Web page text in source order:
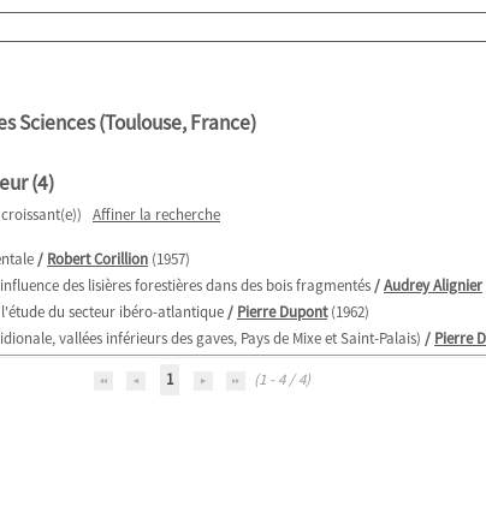
Sciences (Toulouse, France)
(4)
Affiner la recherche
/ Robert Corillion (1957)
des lisières forestières dans des bois fragmentés/Audrey Alignier
du secteur ibéro-atlantique/ Pierre Dupont(1962)
vallées inférieurs des gaves, Pays de Mixe et Saint-Palais) / Pierre
1
(1 - 4 / 4)